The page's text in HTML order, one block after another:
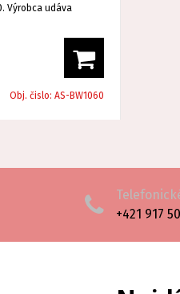
Výrobca udáva
denného
ANSI lúmenov je
454 cm. Pri okolitom
projekčnej plochy
s rozlíšením
Obj. čislo: AS-BW1060
+421 917